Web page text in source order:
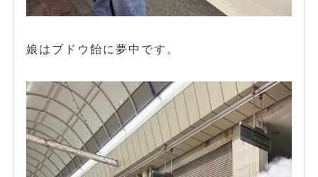
娘はブドウ飴に夢中です。